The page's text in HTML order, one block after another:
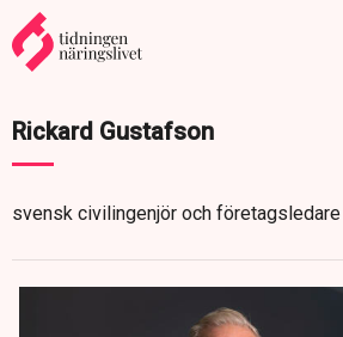
Rickard Gustafson
svensk civilingenjör och företagsledare